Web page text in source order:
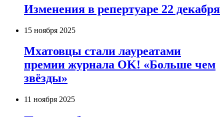
Изменения в репертуаре 22 декабря
15 ноября 2025
Мхатовцы стали лауреатами
премии журнала OK! «Больше чем
звёзды»
11 ноября 2025